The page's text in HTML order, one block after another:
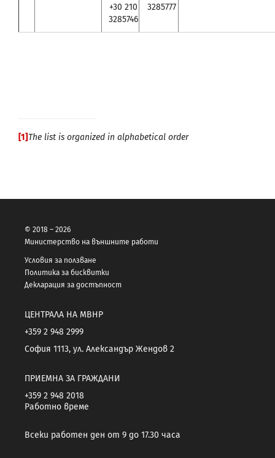
+30 210
3285746
3285777
[1] The list is organized in alphabetical order
© 2018 – 2026
Министерство на външните работи
Условия за ползване
Политика за бисквитки
Декларация за достъпност
ЦЕНТРАЛА НА МВНР
+359 2 948 2999
София 1113, ул. Александър Жендов 2
ПРИЕМНА ЗА ГРАЖДАНИ
+359 2 948 2018
Работно време
Всеки работен ден от 9 до 17.30 часа